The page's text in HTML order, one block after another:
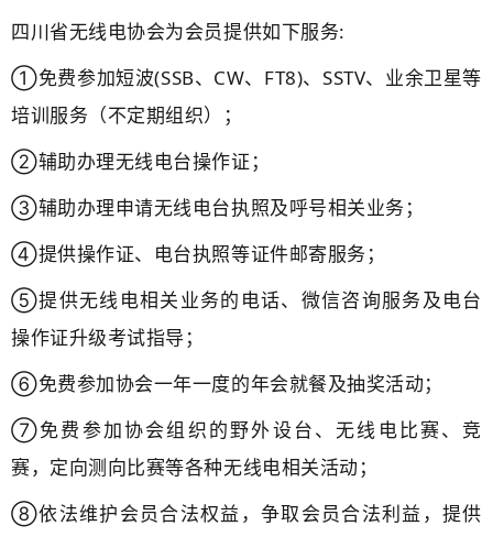
四川省无线电协会为会员提供如下服务:
①免费参加短波(SSB、CW、FT8)、SSTV、业余卫星等
培训服务（不定期组织）；
②辅助办理无线电台操作证；
③辅助办理申请无线电台执照及呼号相关业务；
④提供操作证、电台执照等证件邮寄服务；
⑤提供无线电相关业务的电话、微信咨询服务及电台
操作证升级考试指导；
⑥免费参加协会一年一度的年会就餐及抽奖活动；
⑦免费参加协会组织的野外设台、无线电比赛、竞
赛，定向测向比赛等各种无线电相关活动；
⑧依法维护会员合法权益，争取会员合法利益，提供